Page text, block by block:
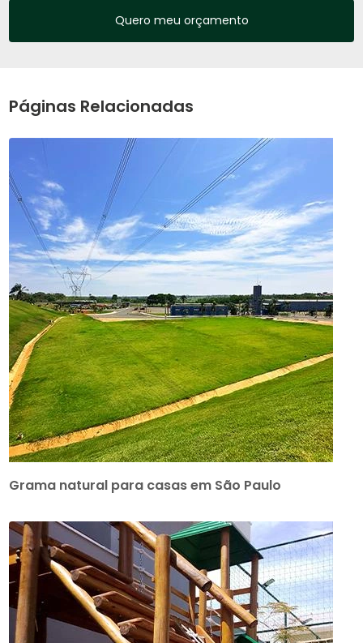
Quero meu orçamento
Páginas Relacionadas
Grama natural para casas em São Paulo